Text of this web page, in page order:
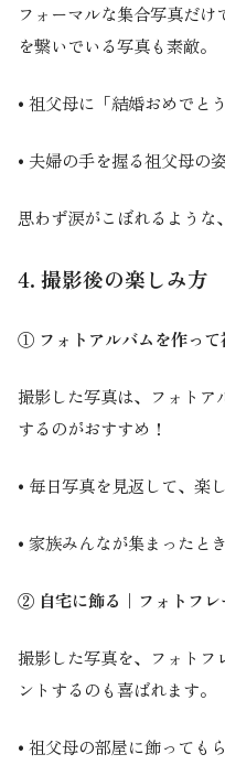
フォーマルな集合写真だ
を繋いでいる写真も素敵。
• 祖父母に「結婚おめでと
• 夫婦の手を握る祖父母の
思わず涙がこぼれるような
4. 撮影後の楽しみ方
① フォトアルバムを作って
撮影した写真は、フォトア
するのがおすすめ！
• 毎日写真を見返して、楽
• 家族みんなが集まったと
② 自宅に飾る｜フォトフレ
撮影した写真を、フォトフ
ントするのも喜ばれます。
• 祖父母の部屋に飾っても